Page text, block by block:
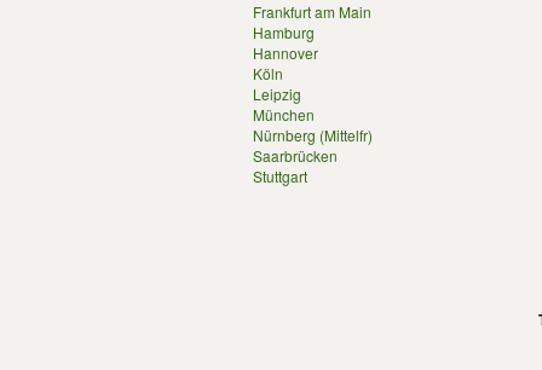
Frankfurt am Main
Hamburg
Hannover
Köln
Leipzig
München
Nürnberg (Mittelfr)
Saarbrücken
Stuttgart